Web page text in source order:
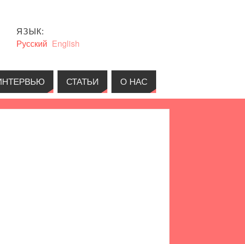
ЯЗЫК:
Русский English
СТАТЬИ О НАС